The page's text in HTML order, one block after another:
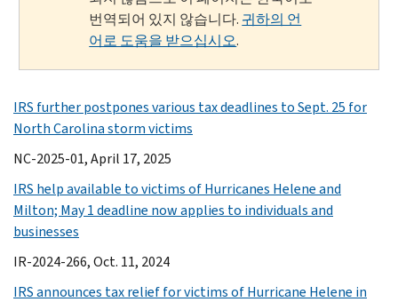
번역되어 있지 않습니다. 귀하의 언
어로 도움을 받으십시오.
IRS further postpones various tax deadlines to Sept. 25 for
North Carolina storm victims
NC-2025-01, April 17, 2025
IRS help available to victims of Hurricanes Helene and
Milton; May 1 deadline now applies to individuals and
businesses
IR-2024-266, Oct. 11, 2024
IRS announces tax relief for victims of Hurricane Helene in